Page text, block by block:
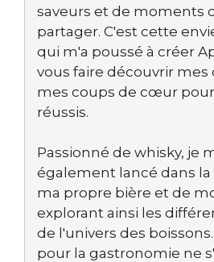
saveurs et de moments
partager. C'est cette
qui m'a poussé à créer
vous faire découvrir
mes coups de cœur
réussis.
Passionné de whisky, je
également lancé dans
ma propre bière et de
explorant ainsi les
de l'univers des
pour la gastronomie ne